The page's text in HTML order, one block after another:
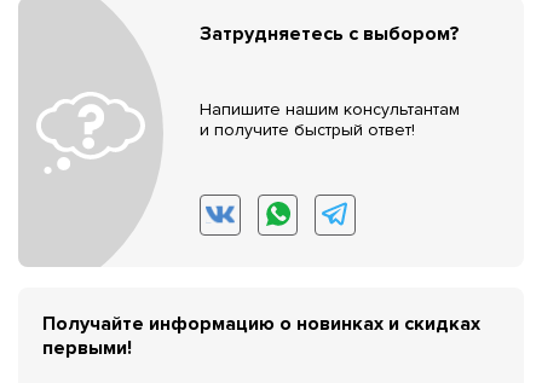
Затрудняетесь с выбором?
Напишите нашим консультантам
и получите быстрый ответ!
Получайте информацию о новинках и скидках
первыми!